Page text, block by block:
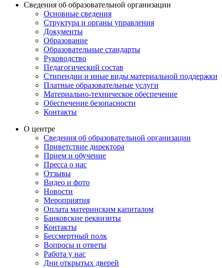
Сведения об образовательной организации
Основные сведения
Структура и органы управления
Документы
Образование
Образовательные стандарты
Руководство
Педагогический состав
Стипендии и иные виды материальной поддержки
Платные образовательные услуги
Материально-техническое обеспечение
Обеспечение безопасности
Контакты
О центре
Сведения об образовательной организации
Приветствие директора
Прием и обучение
Пресса о нас
Отзывы
Видео и фото
Новости
Мероприятия
Оплата материнским капиталом
Банковские реквизиты
Контакты
Бессмертный полк
Вопросы и ответы
Работа у нас
Дни открытых дверей